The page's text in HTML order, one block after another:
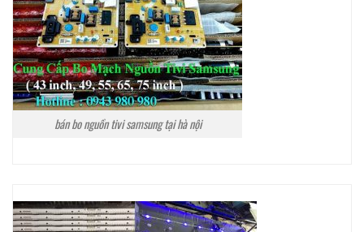
bán bo nguồn tivi samsung tại hà nội